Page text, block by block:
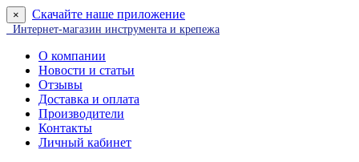
× Скачайте наше приложение
Интернет-магазин инструмента и крепежа
О компании
Новости и статьи
Отзывы
Доставка и оплата
Производители
Контакты
Личный кабинет